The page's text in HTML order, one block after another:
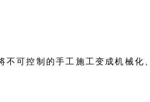
可控制的手工施工变成机械化、